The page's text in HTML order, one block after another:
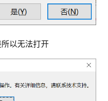
以无法打开